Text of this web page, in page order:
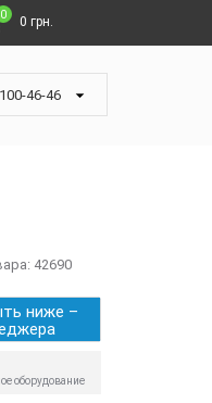
0 0 грн.
46-46
42690
ниже –
оборудование